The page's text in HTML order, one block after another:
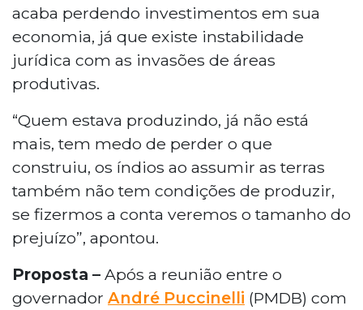
acaba perdendo investimentos em sua
economia, já que existe instabilidade
jurídica com as invasões de áreas
produtivas.
“Quem estava produzindo, já não está
mais, tem medo de perder o que
construiu, os índios ao assumir as terras
também não tem condições de produzir,
se fizermos a conta veremos o tamanho do
prejuízo”, apontou.
Proposta – Após a reunião entre o
governador André Puccinelli (PMDB) com